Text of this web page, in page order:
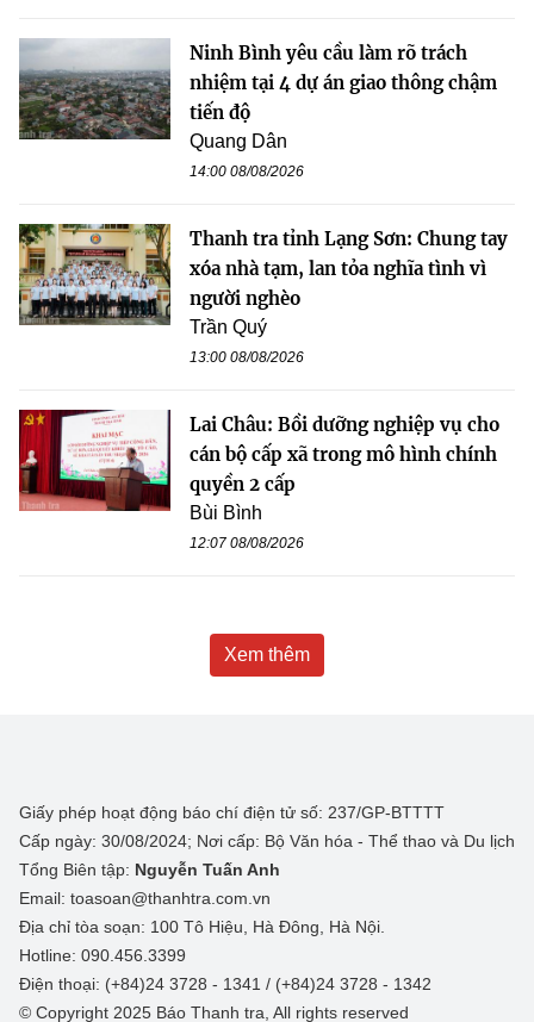
Ninh Bình yêu cầu làm rõ trách
nhiệm tại 4 dự án giao thông chậm
tiến độ
Quang Dân
14:00 08/08/2026
Thanh tra tỉnh Lạng Sơn: Chung tay
xóa nhà tạm, lan tỏa nghĩa tình vì
người nghèo
Trần Quý
13:00 08/08/2026
Lai Châu: Bồi dưỡng nghiệp vụ cho
cán bộ cấp xã trong mô hình chính
quyền 2 cấp
Bùi Bình
12:07 08/08/2026
Xem thêm
Giấy phép hoạt động báo chí điện tử số: 237/GP-BTTTT
Cấp ngày: 30/08/2024; Nơi cấp: Bộ Văn hóa - Thể thao và Du lịch
Tổng Biên tập: Nguyễn Tuấn Anh
Email: toasoan@thanhtra.com.vn
Địa chỉ tòa soạn: 100 Tô Hiệu, Hà Đông, Hà Nội.
Hotline: 090.456.3399
Điện thoại: (+84)24 3728 - 1341 / (+84)24 3728 - 1342
© Copyright 2025 Báo Thanh tra, All rights reserved